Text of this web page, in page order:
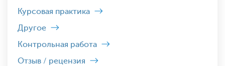
Курсовая практика
Другое
Контрольная работа
Отзыв / рецензия